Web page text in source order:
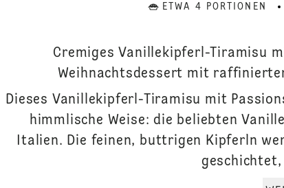
ETWA 4 PORTIONEN
Cremiges Vanillekipferl-Tiramisu
Weihnachtsdessert mit
Dieses Vanillekipferl-Tiramisu mit
himmlische Weise: die beliebten
Italien. Die feinen, buttrigen Kipferln
geschichtet,